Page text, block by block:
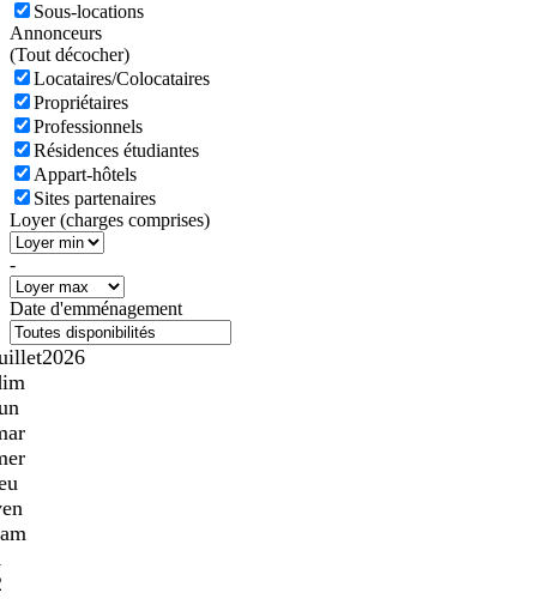
Sous-locations
Annonceurs
(Tout décocher)
Locataires/Colocataires
Propriétaires
Professionnels
Résidences étudiantes
Appart-hôtels
Sites partenaires
Loyer (charges comprises)
-
Date d'emménagement
2026